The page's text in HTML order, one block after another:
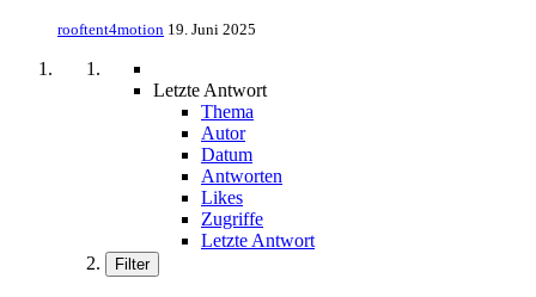
rooftent4motion 19. Juni 2025
Letzte Antwort
Thema
Autor
Datum
Antworten
Likes
Zugriffe
Letzte Antwort
Filter